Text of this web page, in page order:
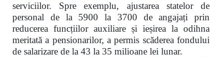
serviciilor. Spre exemplu, ajustarea statelor de
personal de la 5900 la 3700 de angajați prin
reducerea funcțiilor auxiliare și ieșirea la odihna
meritată a pensionarilor, a permis scăderea fondului
de salarizare de la 43 la 35 milioane lei lunar.